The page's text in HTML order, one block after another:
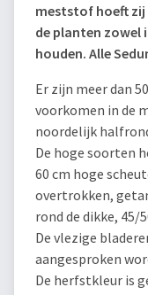
meststof hoeft zij
de planten zowel
houden. Alle
Er zijn meer dan
voorkomen in de
noordelijk
De hoge soorten
60 cm hoge
overtrokken,
rond de dikke,
De vlezige
aangesproken
De herfstkleur is